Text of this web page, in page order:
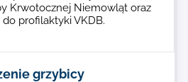
Krwotocznej Niemowląt oraz
profilaktyki VKDB.
grzybicy